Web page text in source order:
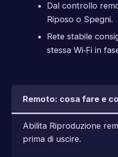
Dal controllo
Riposo o Spegni.
Rete stabile
stessa Wi‑Fi in
Remoto: cosa fare e
Abilita Riproduzione
prima di uscire.